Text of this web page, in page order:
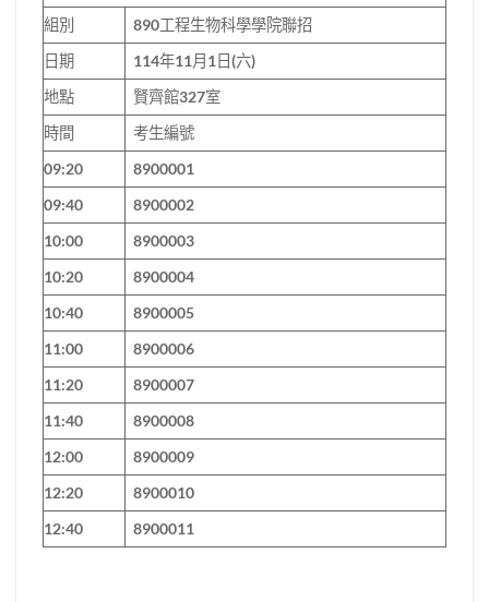
組別
890工程生物科學學院聯招
日期
114年11月1日(六)
地點
賢齊館327室
時間
考生編號
09:20
8900001
09:40
8900002
10:00
8900003
10:20
8900004
10:40
8900005
11:00
8900006
11:20
8900007
11:40
8900008
12:00
8900009
12:20
8900010
12:40
8900011